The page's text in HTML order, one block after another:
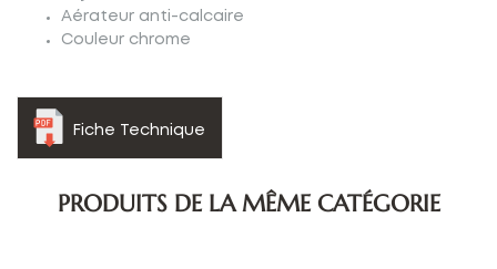
Aérateur anti-calcaire
Couleur chrome
Fiche Technique
PRODUITS DE LA MÊME CATÉGORIE